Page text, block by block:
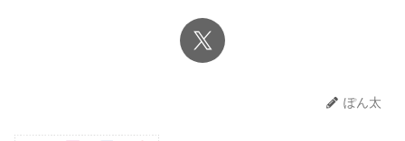
ぽん太